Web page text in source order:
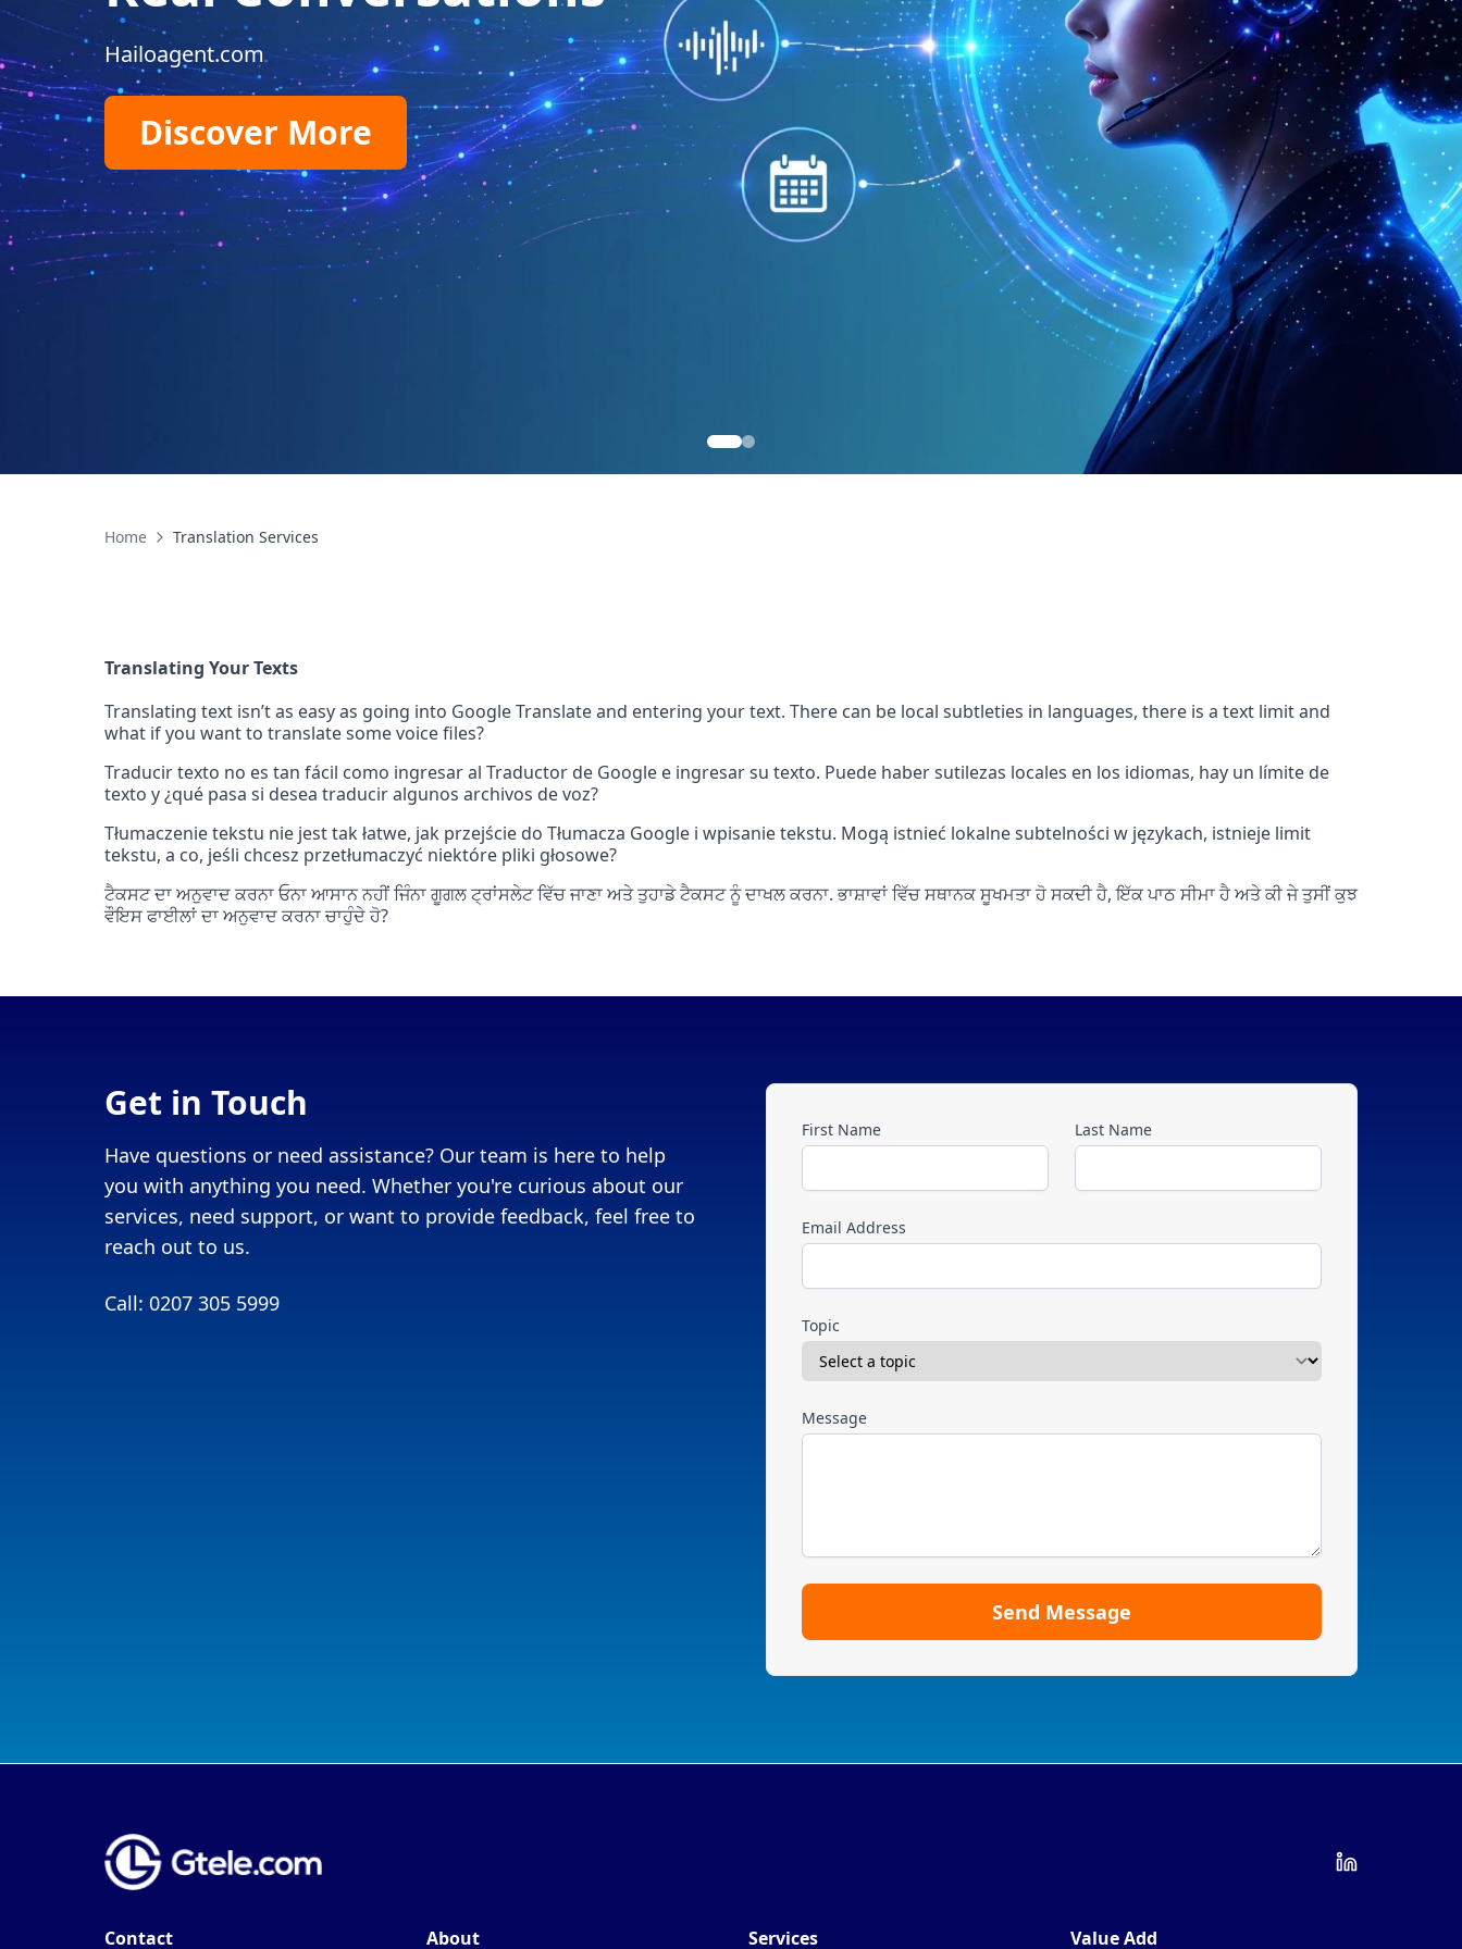
Hailoagent.com
Discover More
Home Translation Services
Translating Your Texts
Translating text isn’t as easy as going into Google Translate and entering your text. There can be local subtleties in languages, there is a text limit and
what if you want to translate some voice files?
Traducir texto no es tan fácil como ingresar al Traductor de Google e ingresar su texto. Puede haber sutilezas locales en los idiomas, hay un límite de
texto y ¿qué pasa si desea traducir algunos archivos de voz?
Tłumaczenie tekstu nie jest tak łatwe, jak przejście do Tłumacza Google i wpisanie tekstu. Mogą istnieć lokalne subtelności w językach, istnieje limit
tekstu, a co, jeśli chcesz przetłumaczyć niektóre pliki głosowe?
ਟੈਕਸਟ ਦਾ ਅਨੁਵਾਦ ਕਰਨਾ ਓਨਾ ਆਸਾਨ ਨਹੀਂ ਜਿੰਨਾ ਗੂਗਲ ਟ੍ਰਾਂਸਲੇਟ ਵਿੱਚ ਜਾਣਾ ਅਤੇ ਤੁਹਾਡੇ ਟੈਕਸਟ ਨੂੰ ਦਾਖਲ ਕਰਨਾ. ਭਾਸ਼ਾਵਾਂ ਵਿੱਚ ਸਥਾਨਕ ਸੂਖਮਤਾ ਹੋ ਸਕਦੀ ਹੈ, ਇੱਕ ਪਾਠ ਸੀਮਾ ਹੈ ਅਤੇ ਕੀ ਜੇ ਤੁਸੀਂ ਕੁਝ
ਵੌਇਸ ਫਾਈਲਾਂ ਦਾ ਅਨੁਵਾਦ ਕਰਨਾ ਚਾਹੁੰਦੇ ਹੋ?
Get in Touch
Have questions or need assistance? Our team is here to help
you with anything you need. Whether you're curious about our
services, need support, or want to provide feedback, feel free to
reach out to us.
Call: 0207 305 5999
First Name Last Name
Email Address
Topic
Message
Send Message
Contact About Services Value Add